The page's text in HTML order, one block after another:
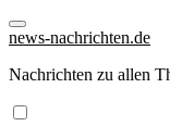
news-nachrichten.de
Nachrichten zu allen